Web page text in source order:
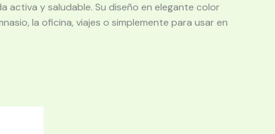
activa y saludable. Su diseño en elegante color
la oficina, viajes o simplemente para usar en